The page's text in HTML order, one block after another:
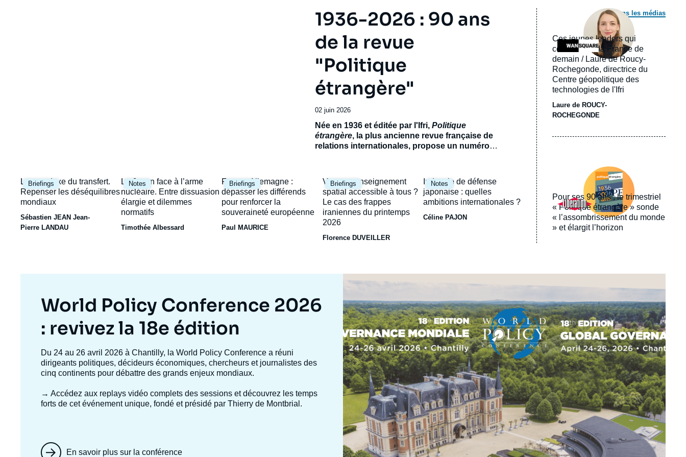
1936-2026 : 90 ans
de la revue
"Politique
étrangère"
Date
publication
02 juin 2026
Accroche
Née en 1936 et éditée par l'Ifri, Politique
étrangère, la plus ancienne revue française de
relations internationales, propose un numéro
contributeurs français et étrangers, ce numéro
ambitionne de dresser le panorama d’un monde
incertain et de ses avenirs possibles.
Briefings
Image
principale
Le paradoxe du transfert.
Repenser les déséquilibres
mondiaux
Sébastien JEAN Jean-
Pierre LANDAU
Notes
Image
principale
Le Japon face à l’arme
nucléaire. Entre dissuasion
élargie et dilemmes
normatifs
Timothée Albessard
Briefings
Image
principale
France-Allemagne :
dépasser les différends
pour renforcer la
souveraineté européenne
Paul MAURICE
Briefings
Image
principale
Vers un renseignement
spatial accessible à tous ?
Le cas des frappes
iraniennes du printemps
2026
Florence DUVEILLER
Notes
Image
principale
Industrie de défense
japonaise : quelles
ambitions internationales ?
Céline PAJON
Dans les médias
Logo
Image
principale
médiatique
Ces jeunes leaders qui
construisent la France de
demain / Laure de Roucy-
Rochegonde, directrice du
Centre géopolitique des
technologies de l'Ifri
Laure de ROUCY-
ROCHEGONDE
Logo
Image
principale
médiatique
Pour ses 90 ans , le trimestriel
« Politique étrangère » sonde
« l’assombrissement du monde
» et élargit l’horizon
Titre
mis
en
avant
World Policy Conference 2026
: revivez la 18e édition
Texte
accroche
Du 24 au 26 avril 2026 à Chantilly, la World Policy Conference a réuni
dirigeants politiques, décideurs économiques, chercheurs et journalistes des
cinq continents pour débattre des grands enjeux mondiaux.
→ Accédez aux replays vidéo complets des sessions et découvrez les temps
forts de cet événement unique, fondé et présidé par Thierry de Montbrial.
En savoir plus sur la conférence
mis
avant